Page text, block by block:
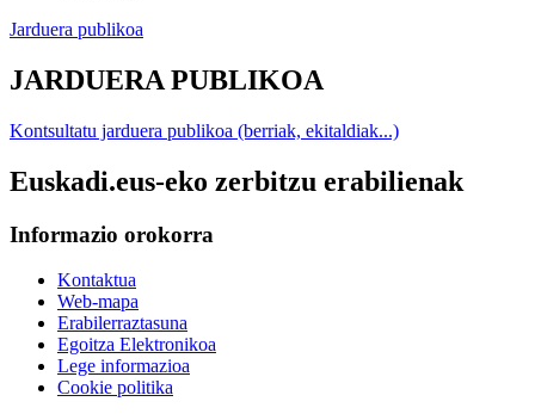
Jarduera publikoa
JARDUERA PUBLIKOA
Kontsultatu jarduera publikoa (berriak, ekitaldiak...)
Euskadi.eus-eko zerbitzu erabilienak
Informazio orokorra
Kontaktua
Web-mapa
Erabilerraztasuna
Egoitza Elektronikoa
Lege informazioa
Cookie politika